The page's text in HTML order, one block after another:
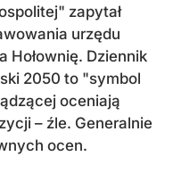
zapytał
urzędu
Hołownię. Dziennik
2050 to "symbol
oceniają
– źle. Generalnie
ocen.